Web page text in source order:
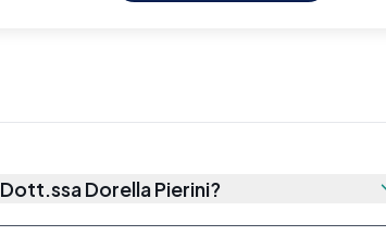
Dott.ssa Dorella Pierini?